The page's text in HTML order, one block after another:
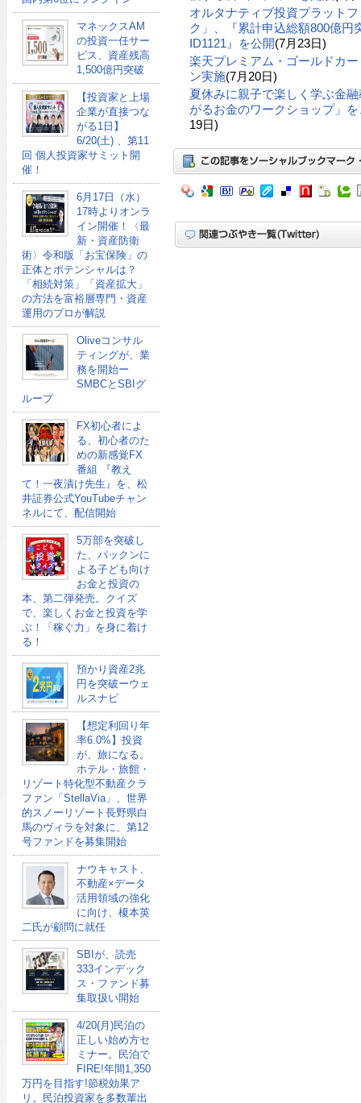
マネックスAM
の投資一任サー
ビス、資産残高
1,500億円突破
【投資家と上場
企業が直接つな
がる1日】
6/20(土) 、第11
回 個人投資家サミット開
催！
6月17日（水）
17時よりオンラ
イン開催！〈最
新・資産防衛
術〉令和版「お宝保険」の
正体とポテンシャルは？
「相続対策」「資産拡大」
の方法を富裕層専門・資産
運用のプロが解説
Oliveコンサル
ティングが、業
務を開始ー
SMBCとSBIグ
ループ
FX初心者によ
る、初心者のた
めの新感覚FX
番組 『教え
て！一夜漬け先生』を、松
井証券公式YouTubeチャン
ネルにて、配信開始
5万部を突破し
た、パックンに
よる子ども向け
お金と投資の
本、第二弾発売。クイズ
で、楽しくお金と投資を学
ぶ！「稼ぐ力」を身に着け
る！
預かり資産2兆
円を突破ーウェ
ルスナビ
【想定利回り年
率6.0%】投資
が、旅になる。
ホテル・旅館・
リゾート特化型不動産クラ
ファン「StellaVia」、世界
的スノーリゾート長野県白
馬のヴィラを対象に、第12
号ファンドを募集開始
ナウキャスト、
不動産×データ
活用領域の強化
に向け、榎本英
二氏が顧問に就任
SBIが、読売
333インデック
ス・ファンド募
集取扱い開始
4/20(月)民泊の
正しい始め方セ
ミナー。民泊で
FIRE!年間1,350
万円を目指す!節税効果ア
リ。民泊投資家を多数輩出
オルタナティブ投資プラット
ク」、『累計申込総額800億円
ID1121』を公開(7月23日)
楽天プレミアム・ゴールドカ
ン実施(7月20日)
夏休みに親子で楽しく学ぶ金
がるお金のワークショップ」
19日)